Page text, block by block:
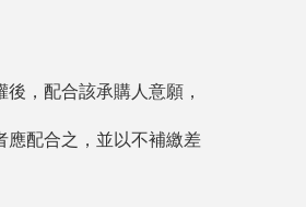
，配合該承購人意願，
應配合之，並以不補繳差